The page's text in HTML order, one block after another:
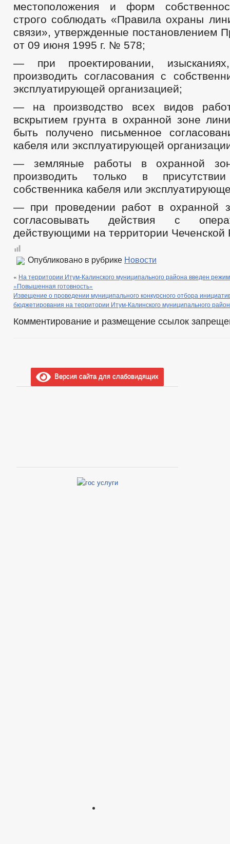
местоположения и форм
строго соблюдать «Правила охраны
связи», утвержденные постановлением
от 09 июня 1995 г. № 578;
— при проектировании, изысканиях,
производить согласования с
эксплуатирующей организацией;
— на производство всех видов
вскрытием грунта в охранной зоне
быть получено письменное
кабеля или эксплуатирующей
— земляные работы в охранной
производить только в присутствии
собственника кабеля или
— при проведении работ в охранной
согласовывать действия с
действующими на территории Чеченской
Опубликовано в рубрике Новости
« На территории Итум-Калинского муниципального района введен
«Повышенная готовность»
Извещение о проведении муниципального конкурсного отбора
бюджетирования на территории Итум-Калинского муниципального
Комментирование и размещение ссылок
Версия сайта для слабовидящих